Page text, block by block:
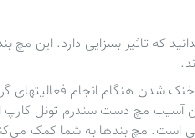
که تاثیر بسزایی دارد. این مچ
شدن هنگام انجام فعالیتهای
آسیب مچ دست سندرم تونل
است. مچ بندها به شما کمک